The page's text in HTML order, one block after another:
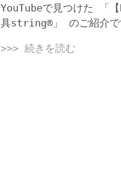
YouTubeで見つけた 「
具string®︎」 のご紹介で
>>> 続きを読む